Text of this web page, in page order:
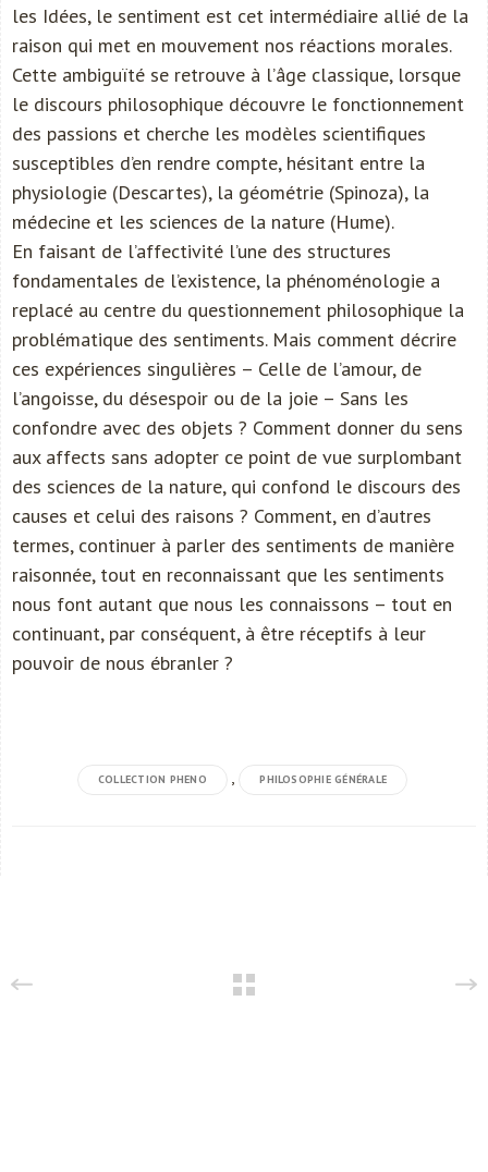
les Idées, le sentiment est cet intermédiaire allié de la
raison qui met en mouvement nos réactions morales.
Cette ambiguïté se retrouve à l’âge classique, lorsque
le discours philosophique découvre le fonctionnement
des passions et cherche les modèles scientifiques
susceptibles d’en rendre compte, hésitant entre la
physiologie (Descartes), la géométrie (Spinoza), la
médecine et les sciences de la nature (Hume).
En faisant de l’affectivité l’une des structures
fondamentales de l’existence, la phénoménologie a
replacé au centre du questionnement philosophique la
problématique des sentiments. Mais comment décrire
ces expériences singulières – Celle de l’amour, de
l’angoisse, du désespoir ou de la joie – Sans les
confondre avec des objets ? Comment donner du sens
aux affects sans adopter ce point de vue surplombant
des sciences de la nature, qui confond le discours des
causes et celui des raisons ? Comment, en d’autres
termes, continuer à parler des sentiments de manière
raisonnée, tout en reconnaissant que les sentiments
nous font autant que nous les connaissons – tout en
continuant, par conséquent, à être réceptifs à leur
pouvoir de nous ébranler ?
COLLECTION PHENO , PHILOSOPHIE GÉNÉRALE